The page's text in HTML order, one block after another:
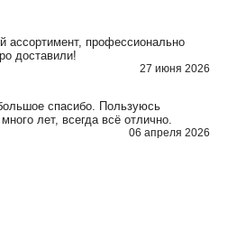
ассортимент, профессионально
доставили!
27 июня 2026
спасибо. Пользуюсь
лет, всегда всё отлично.
06 апреля 2026